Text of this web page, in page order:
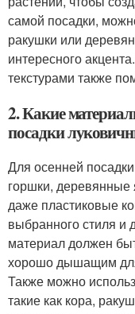
самой посадки,
ракушки или
интересного
текстурами также
2. Какие
посадки
Для осенней
горшки, деревянные
даже пластиковые
выбранного стиля и
материал должен
хорошо дышащим
Также можно
такие как кора,